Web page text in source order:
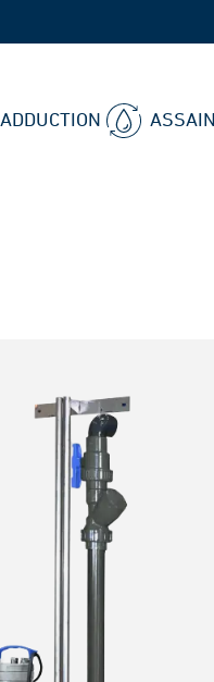
ADDUCTION